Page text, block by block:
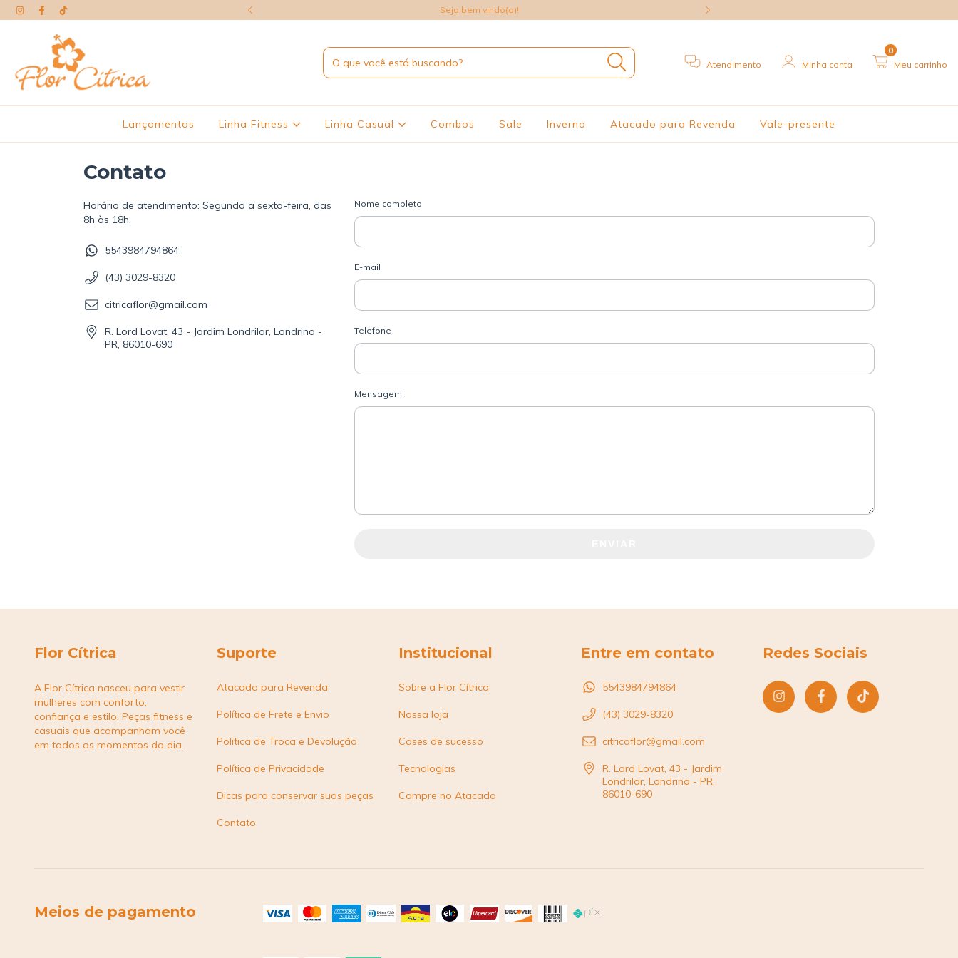
suporte e pedidos Seja bem vindo(a)!
Atendimento Minha conta Meu carrinho
0
Lançamentos Linha Fitness Linha Casual Combos Sale Inverno Atacado para Revenda Vale-presente
Contato
Horário de atendimento: Segunda a sexta-feira, das
8h às 18h.
5543984794864
(43) 3029-8320
citricaflor@gmail.com
R. Lord Lovat, 43 - Jardim Londrilar, Londrina -
PR, 86010-690
Nome completo
E-mail
Telefone
Mensagem
Flor Cítrica
A Flor Cítrica nasceu para vestir
mulheres com conforto,
confiança e estilo. Peças fitness e
casuais que acompanham você
em todos os momentos do dia.
Suporte
Atacado para Revenda
Política de Frete e Envio
Politica de Troca e Devolução
Política de Privacidade
Dicas para conservar suas peças
Contato
Institucional
Sobre a Flor Cítrica
Nossa loja
Cases de sucesso
Tecnologias
Compre no Atacado
Entre em contato
5543984794864
(43) 3029-8320
citricaflor@gmail.com
R. Lord Lovat, 43 - Jardim
Londrilar, Londrina - PR,
86010-690
Redes Sociais
Meios de pagamento